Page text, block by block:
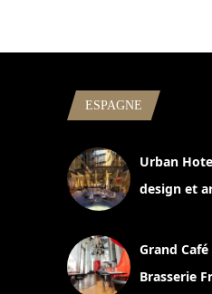
ESPAGNE
Urban
design et
Grand
Brasserie